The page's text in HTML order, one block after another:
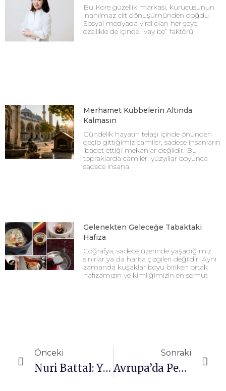
Bu Kore güzellik markası, kurucusunun
inanılmaz cilt dönüşümünden doğdu
Sosyal medyada viral olan her şeye,
özellikle de içinde “vay be” faktörü
Merhamet Kubbelerin Altında
Kalmasın
Gündelik hayatın telaşı içinde önünden
geçip gittiğimiz camiler, sadece insanların
ibadet ettiği mekanlar değildir. Bu
topraklarda camiler, yüzyıllar boyunca
sadece insana
Gelenekten Geleceğe Tabaktaki
Hafıza
Coğrafya, sadece üzerinde yaşadığımız
sınırlar ya da harita çizgileri değildir. Aynı
zamanda kuşaklar boyu biriken ortak
hafızamızın ve kimliğimizin en somut
Önceki
Nuri Battal: Yüzü germekten çok doğal haline getiriyorum
Sonraki
Avrupa’da Peynir Savaşları